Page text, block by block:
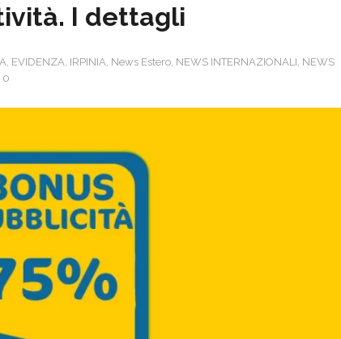
I dettagli
EVIDENZA IRPINIA News Estero NEWS INTERNAZIONALI NEWS
0